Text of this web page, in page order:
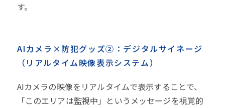
す。
AIカメラ×防犯グッズ②：デジタルサイネージ
（リアルタイム映像表示システム）
AIカメラの映像をリアルタイムで表示することで、
「このエリアは監視中」というメッセージを視覚的